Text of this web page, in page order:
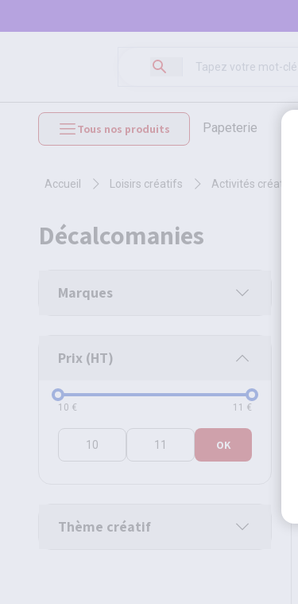
Tous nos produits papeterie
accueil loisirs créatifs activités créatives
décalcomanies
Marques
Prix (HT)
Prix (HT)
10 € 11 €
OK
Thème créatif